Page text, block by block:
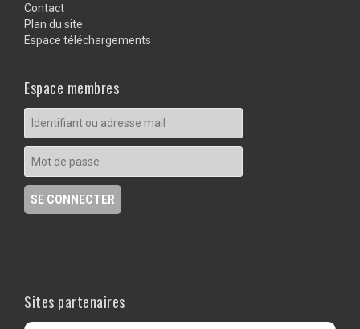
Contact
Plan du site
Espace téléchargements
Espace membres
Sites partenaires